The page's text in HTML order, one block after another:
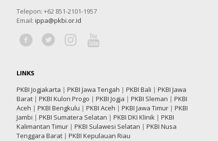
Telepon: +62 851-2101-1957
Email: ippa@pkbi.or.id
LINKS
PKBI Jogjakarta | PKBI Jawa Tengah | PKBI Bali | PKBI Jawa
Barat| PKBI Kulon Progo | PKBI Jogja | PKBI Sleman | PKBI
Aceh | PKBI Bengkulu | PKBI Aceh | PKBI Jawa Timur| PKBI
Jambi | PKBI Sumatera Selatan | PKBI DKI Klinik| PKBI
Kalimantan Timur| PKBI Sulawesi Selatan | PKBI Nusa
Tenggara Barat| PKBI Kepulauan Riau